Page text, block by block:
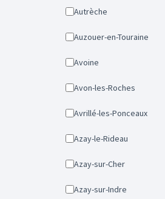
Autrèche
Auzouer-en-Touraine
Avoine
Avon-les-Roches
Avrillé-les-Ponceaux
Azay-le-Rideau
Azay-sur-Cher
Azay-sur-Indre